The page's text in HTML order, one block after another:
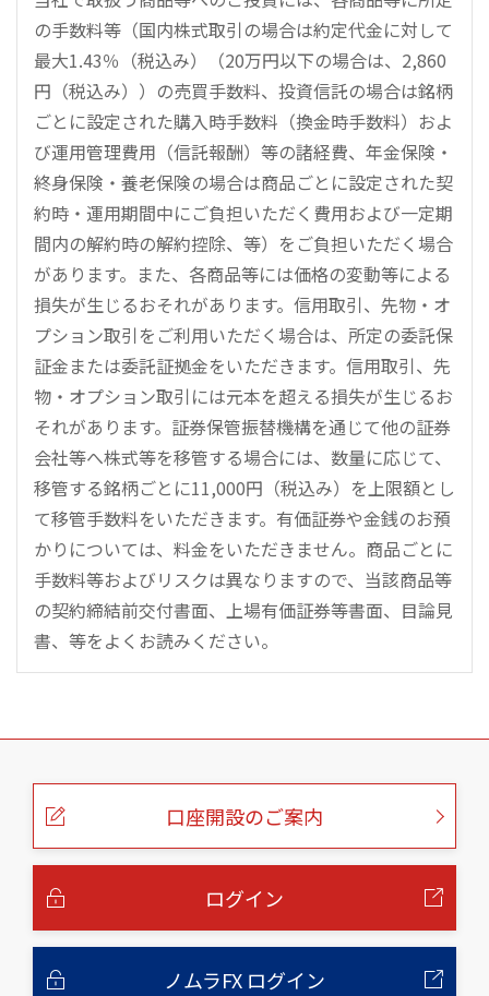
の手数料等（国内株式取引の場合は約定代金に対して
最大1.43％（税込み）（20万円以下の場合は、2,860
円（税込み））の売買手数料、投資信託の場合は銘柄
ごとに設定された購入時手数料（換金時手数料）およ
び運用管理費用（信託報酬）等の諸経費、年金保険・
終身保険・養老保険の場合は商品ごとに設定された契
約時・運用期間中にご負担いただく費用および一定期
間内の解約時の解約控除、等）をご負担いただく場合
があります。また、各商品等には価格の変動等による
損失が生じるおそれがあります。信用取引、先物・オ
プション取引をご利用いただく場合は、所定の委託保
証金または委託証拠金をいただきます。信用取引、先
物・オプション取引には元本を超える損失が生じるお
それがあります。証券保管振替機構を通じて他の証券
会社等へ株式等を移管する場合には、数量に応じて、
移管する銘柄ごとに11,000円（税込み）を上限額とし
て移管手数料をいただきます。有価証券や金銭のお預
かりについては、料金をいただきません。商品ごとに
手数料等およびリスクは異なりますので、当該商品等
の契約締結前交付書面、上場有価証券等書面、目論見
書、等をよくお読みください。
こ
口座開設のご案内
ログイン
ノムラFX ログイン